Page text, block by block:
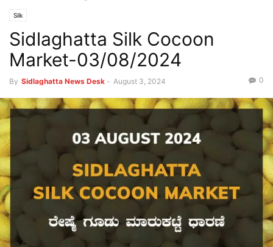
Silk
Sidlaghatta Silk Cocoon
Market-03/08/2024
By Sidlaghatta News Desk - August 3, 2024 0